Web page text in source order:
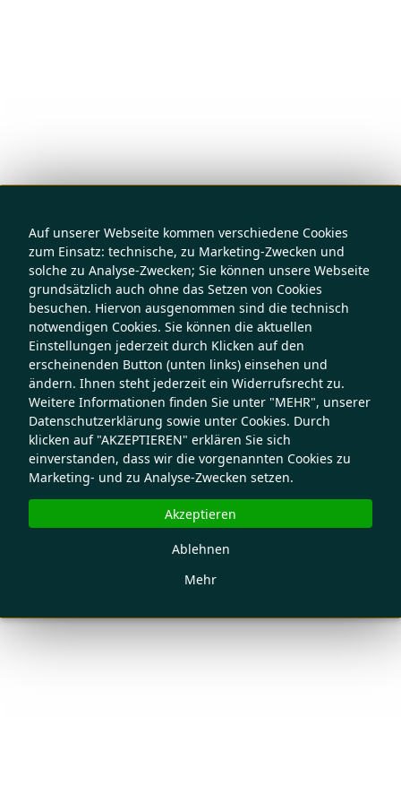
Auf unserer Webseite kommen verschiedene Cookies
zum Einsatz: technische, zu Marketing-Zwecken und
solche zu Analyse-Zwecken; Sie können unsere Webseite
grundsätzlich auch ohne das Setzen von Cookies
besuchen. Hiervon ausgenommen sind die technisch
notwendigen Cookies. Sie können die aktuellen
Einstellungen jederzeit durch Klicken auf den
erscheinenden Button (unten links) einsehen und
ändern. Ihnen steht jederzeit ein Widerrufsrecht zu.
Weitere Informationen finden Sie unter "MEHR", unserer
Datenschutzerklärung sowie unter Cookies. Durch
klicken auf "AKZEPTIEREN" erklären Sie sich
einverstanden, dass wir die vorgenannten Cookies zu
Marketing- und zu Analyse-Zwecken setzen.
Mehr
Ablehnen
Akzeptieren